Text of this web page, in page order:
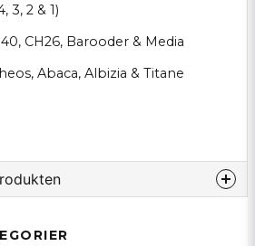
3, 2 & 1)
CH26, Barooder & Media
Abaca, Albizia & Titane
produkt...